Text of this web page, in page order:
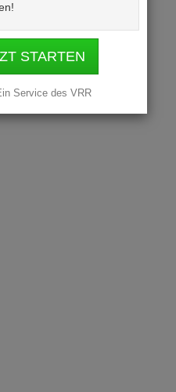
STARTEN
Service des VRR